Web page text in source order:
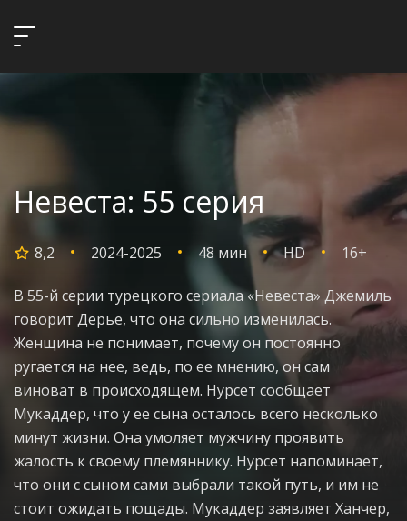
Невеста: 55 серия
8,2 2024-2025 48 мин HD 16+
В 55-й серии турецкого сериала «Невеста» Джемиль
говорит Дерье, что она сильно изменилась.
Женщина не понимает, почему он постоянно
ругается на нее, ведь, по ее мнению, он сам
виноват в происходящем. Нурсет сообщает
Мукаддер, что у ее сына осталось всего несколько
минут жизни. Она умоляет мужчину проявить
жалость к своему племяннику. Нурсет напоминает,
что они с сыном сами выбрали такой путь, и им не
стоит ожидать пощады. Мукаддер заявляет Ханчер,